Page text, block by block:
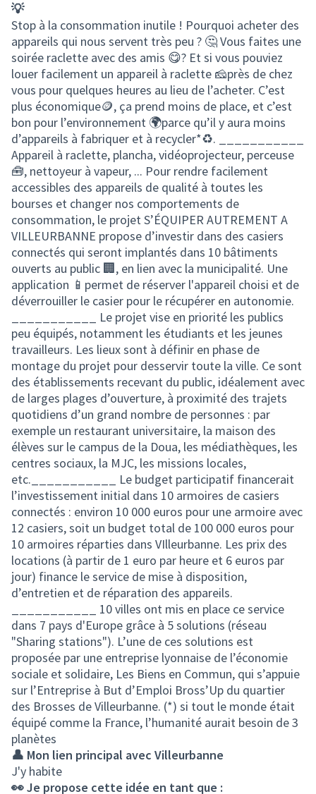
💡
Stop à la consommation inutile ! Pourquoi acheter des
appareils qui nous servent très peu ? 🤔 Vous faites une
soirée raclette avec des amis 😋? Et si vous pouviez
louer facilement un appareil à raclette 🧀près de chez
vous pour quelques heures au lieu de l’acheter. C’est
plus économique🪙, ça prend moins de place, et c’est
bon pour l’environnement 🌍parce qu’il y aura moins
d’appareils à fabriquer et à recycler*♻️. ___________
Appareil à raclette, plancha, vidéoprojecteur, perceuse
🧰, nettoyeur à vapeur, ... Pour rendre facilement
accessibles des appareils de qualité à toutes les
bourses et changer nos comportements de
consommation, le projet S’ÉQUIPER AUTREMENT A
VILLEURBANNE propose d’investir dans des casiers
connectés qui seront implantés dans 10 bâtiments
ouverts au public 🏢, en lien avec la municipalité. Une
application 📱permet de réserver l'appareil choisi et de
déverrouiller le casier pour le récupérer en autonomie.
___________ Le projet vise en priorité les publics
peu équipés, notamment les étudiants et les jeunes
travailleurs. Les lieux sont à définir en phase de
montage du projet pour desservir toute la ville. Ce sont
des établissements recevant du public, idéalement avec
de larges plages d’ouverture, à proximité des trajets
quotidiens d’un grand nombre de personnes : par
exemple un restaurant universitaire, la maison des
élèves sur le campus de la Doua, les médiathèques, les
centres sociaux, la MJC, les missions locales,
etc.___________ Le budget participatif financerait
l’investissement initial dans 10 armoires de casiers
connectés : environ 10 000 euros pour une armoire avec
12 casiers, soit un budget total de 100 000 euros pour
10 armoires réparties dans VIlleurbanne. Les prix des
locations (à partir de 1 euro par heure et 6 euros par
jour) finance le service de mise à disposition,
d’entretien et de réparation des appareils.
___________ 10 villes ont mis en place ce service
dans 7 pays d'Europe grâce à 5 solutions (réseau
"Sharing stations"). L’une de ces solutions est
proposée par une entreprise lyonnaise de l’économie
sociale et solidaire, Les Biens en Commun, qui s’appuie
sur l’Entreprise à But d’Emploi Bross’Up du quartier
des Brosses de Villeurbanne. (*) si tout le monde était
équipé comme la France, l’humanité aurait besoin de 3
planètes
👤 Mon lien principal avec Villeurbanne
J'y habite
👀 Je propose cette idée en tant que :